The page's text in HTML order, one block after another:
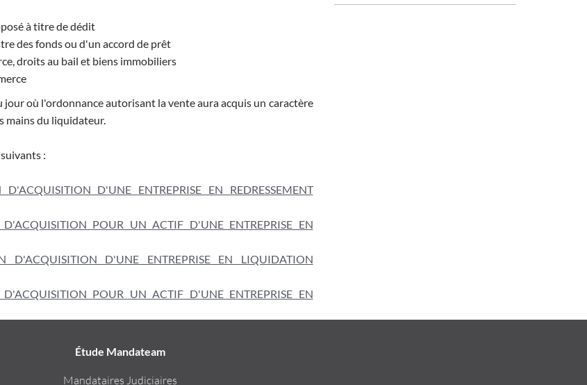
à titre de dédit
des fonds ou d'un accord de prêt
droits au bail et biens immobiliers
où l'ordonnance autorisant la vente aura acquis un caractère
mains du liquidateur.
:
D'UNE ENTREPRISE EN REDRESSEMENT
POUR UN ACTIF D'UNE ENTREPRISE EN
D'ACQUISITION D'UNE ENTREPRISE EN LIQUIDATION
POUR UN ACTIF D'UNE ENTREPRISE EN
Étude Mandateam
Mandataires Judiciaires